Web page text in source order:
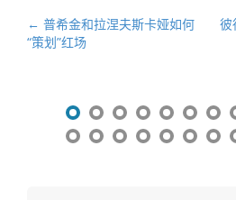
文
章
← 普希金和拉涅夫斯卡娅如何
“策划”红场
彼